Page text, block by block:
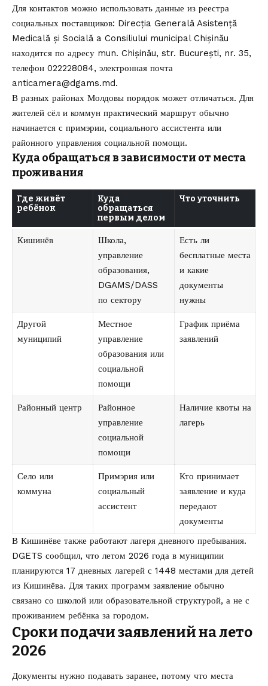
Для контактов можно использовать данные из реестра
социальных поставщиков: Direcția Generală Asistență
Medicală și Socială a Consiliului municipal Chișinău
находится по адресу mun. Chișinău, str. București, nr. 35,
телефон 022228084, электронная почта
anticamera@dgams.md.
В разных районах Молдовы порядок может отличаться. Для
жителей сёл и коммун практический маршрут обычно
начинается с примэрии, социального ассистента или
районного управления социальной помощи.
Куда обращаться в зависимости от места
проживания
Где живёт
ребёнок
Куда
обращаться
первым делом
Что уточнить
Кишинёв
Школа,
управление
образования,
DGAMS/DASS
по сектору
Есть ли
бесплатные места
и какие
документы
нужны
Другой
муниципий
Местное
управление
образования или
социальной
помощи
График приёма
заявлений
Районный центр
Районное
управление
социальной
помощи
Наличие квоты на
лагерь
Село или
коммуна
Примэрия или
социальный
ассистент
Кто принимает
заявление и куда
передают
документы
В Кишинёве также работают лагеря дневного пребывания.
DGETS сообщил, что летом 2026 года в муниципии
планируются 17 дневных лагерей с 1448 местами для детей
из Кишинёва. Для таких программ заявление обычно
связано со школой или образовательной структурой, а не с
проживанием ребёнка за городом.
Сроки подачи заявлений на лето
2026
Документы нужно подавать заранее, потому что места